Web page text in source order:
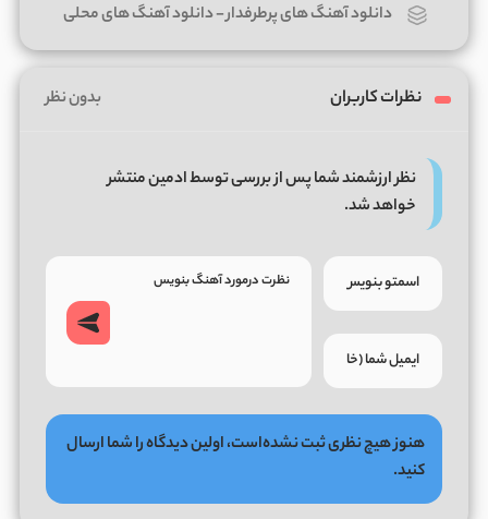
دانلود آهنگ های پرطرفدار-دانلود آهنگ های محلی
نظرات کاربران بدون نظر
نظر ارزشمند شما پس از بررسی توسط ادمین منتشر
خواهد شد.
هنوز هیچ نظری ثبت نشده‌است، اولین دیدگاه را شما ارسال
کنید.